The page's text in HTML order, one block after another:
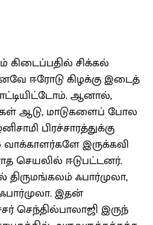
சிக்கல்
ஈரோடு கிழக்கு இடைத்​
ஆனால்,
ஆடு, மாடுகளைப் போல
பிரச்​சா​ரத்​துக்கு
இருக்க​வி​
செயலில் ஈடுபட்​டனர்.
திருமங்கலம் ஃபார்​முலா,
இதன்
செந்தில்​பாலாஜி இருந்​